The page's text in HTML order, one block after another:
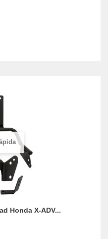
Honda X-ADV...